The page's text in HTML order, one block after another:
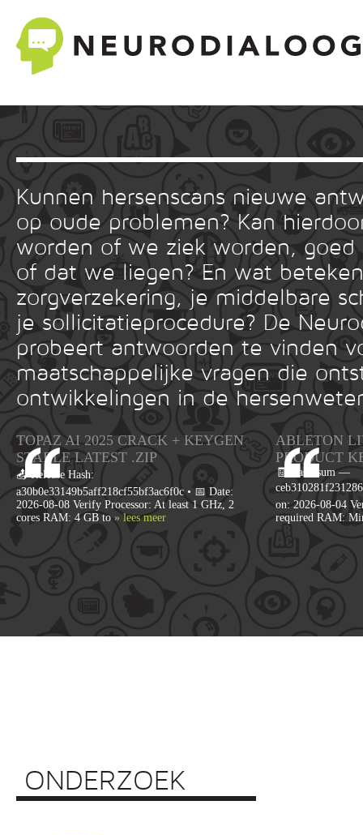
Kunnen hersenscans nieuwe
op oude problemen? Kan
worden of we ziek worden, goed
of dat we liegen? En wat
zorgverzekering, je middelbare
je sollicitatieprocedure? De
probeert antwoorden te vinden
maatschappelijke vragen die
ontwikkelingen in de
TOPAZ AI 2025 CRACK + KEYGEN
STABLE LATEST .ZIP
📤 Release Hash:
a30b0e33149b5aff218cf55bf3ac6f0c • 📅 Date:
2026-08-08 Verify Processor: At least 1 GHz, 2
cores RAM: 4 GB to » lees meer
ABLETON
PRODUCT
🧾 Hash-sum —
on: 2026-08-04
required RAM:
ONDERZOEK